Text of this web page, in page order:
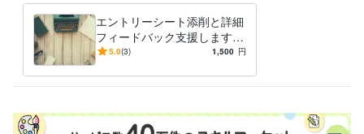
エントリーシート添削と詳細
フィードバック支援します
そもそもESが書き進められ
5.0(3) 1,500 円